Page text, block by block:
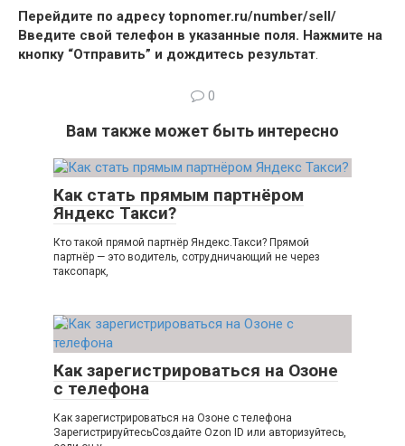
Перейдите по адресу topnomer.ru/number/sell/
Введите свой телефон в указанные поля. Нажмите на
кнопку “Отправить” и дождитесь результат.
0
Вам также может быть интересно
Как стать прямым партнёром
Яндекс Такси?
Кто такой прямой партнёр Яндекс.Такси? Прямой
партнёр — это водитель, сотрудничающий не через
таксопарк,
Как зарегистрироваться на Озоне
с телефона
Как зарегистрироваться на Озоне с телефона
ЗарегистрируйтесьСоздайте Ozon ID или авторизуйтесь,